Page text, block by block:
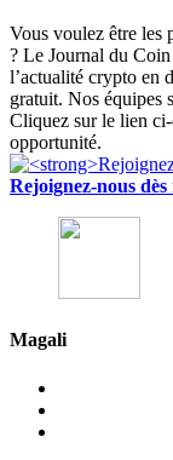
Vous voulez être les
? Le Journal du
l’actualité crypto en
gratuit. Nos équipes
Cliquez sur le lien
opportunité.
Rejoignez-nous
Magali